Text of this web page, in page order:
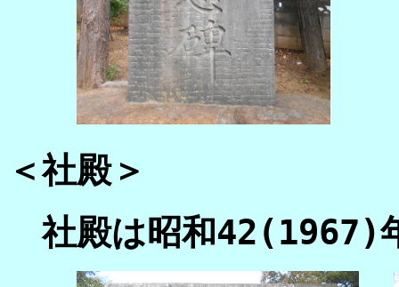
＜社殿＞
社殿は昭和42(1967)